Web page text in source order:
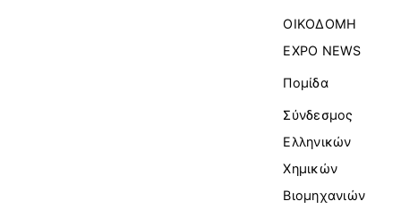
ΟΙΚΟΔΟΜΗ
EXPO NEWS
Πομίδα
Σύνδεσμος
Ελληνικών
Χημικών
Βιομηχανιών